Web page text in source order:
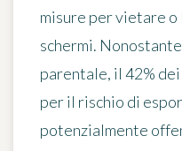
misure per vietare
schermi.
parentale, il 42%
per il rischio di
potenzialmente